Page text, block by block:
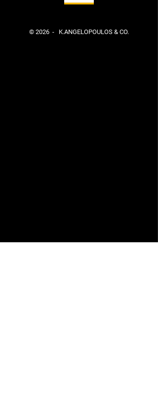
© 2026 - K.ANGELOPOULOS & CO.